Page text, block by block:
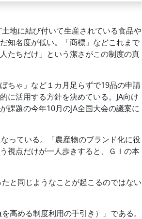
地に結び付いて生産されている食品や
知名度が低い。「商標」などこれまで
たちだけ」という潔さがこの制度の真
ちゃ」など１カ月足らずで19品の申請
に活用する方針を決めている。JA向け
課題の今年10月のJA全国大会の議案に
っている。「農産物のブランド化に役
視点だけが一人歩きすると、ＧＩの本
と同じようなことが起こるのではない
める制度利用の手引き）」である。